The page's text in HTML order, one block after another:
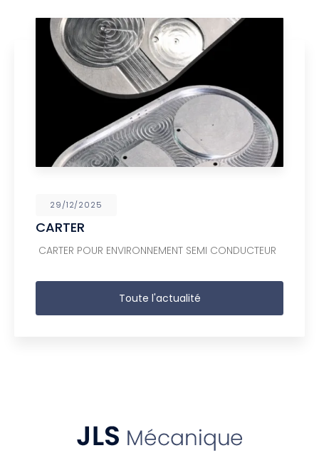
29/12/2025
CARTER
CARTER POUR ENVIRONNEMENT SEMI CONDUCTEUR
Toute l'actualité